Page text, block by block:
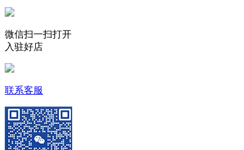
微信扫一扫打开
入驻好店
联系客服